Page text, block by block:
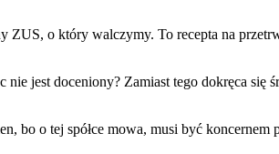
ZUS, o który walczymy. To recepta na
jest doceniony? Zamiast tego dokręca się
bo o tej spółce mowa, musi być